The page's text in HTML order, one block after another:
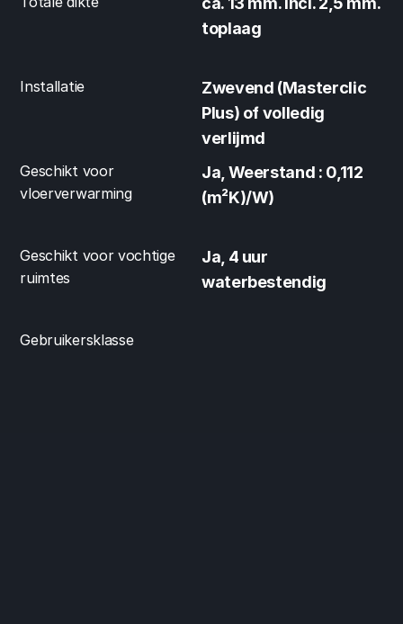
toplaag
Installatie
Zwevend (Masterclic
Plus) of volledig
verlijmd
Geschikt voor
vloerverwarming
Ja, Weerstand : 0,112
(m²K)/W)
Geschikt voor vochtige
ruimtes
Ja, 4 uur
waterbestendig
Gebruikersklasse